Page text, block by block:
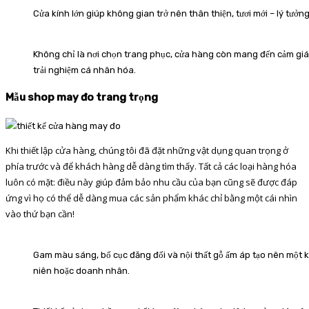
Cửa kính lớn giúp không gian trở nên thân thiện, tươi mới – lý
Không chỉ là nơi chọn trang phục, cửa hàng còn mang đến cảm
trải nghiệm cá nhân hóa.
Mẫu shop may đo trang trọng
Khi thiết lập cửa hàng, chúng tôi đã đặt những vật dụng quan trọng ở
phía trước và để khách hàng dễ dàng tìm thấy. Tất cả các loại hàng hóa
luôn có mặt: điều này giúp đảm bảo nhu cầu của bạn cũng sẽ được đáp
ứng vì họ có thể dễ dàng mua các sản phẩm khác chỉ bằng một cái nhìn
vào thứ bạn cần!
Gam màu sáng, bố cục đăng đối và nội thất gỗ ấm áp tạo nên
niên hoặc doanh nhân.